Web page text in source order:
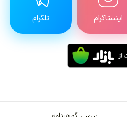
اینستاگرام تلگرام